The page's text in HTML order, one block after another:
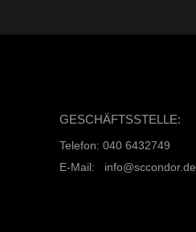
GESCHÄFTSSTELLE:
Telefon: 040 6432749
E-Mail: info@sccondor.de